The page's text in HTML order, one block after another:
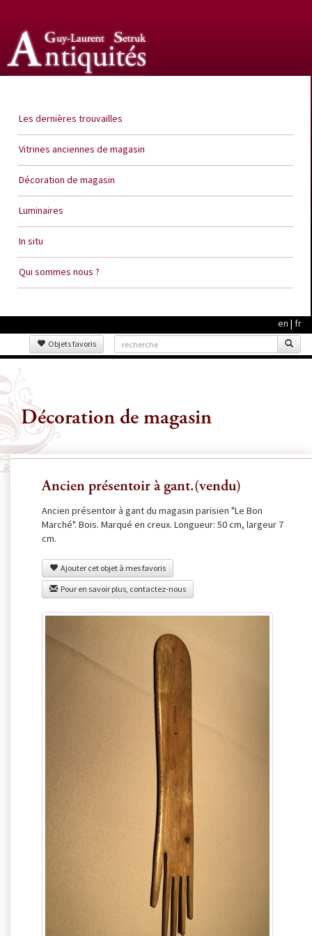
Les dernières trouvailles
Vitrines anciennes de magasin
Décoration de magasin
Luminaires
In situ
Qui sommes nous ?
en | fr
Objets favoris
Décoration de magasin
Ancien présentoir à gant.(vendu)
Ancien présentoir à gant du magasin parisien "Le Bon
Marché". Bois. Marqué en creux. Longueur: 50 cm, largeur 7
cm.
Ajouter cet objet à mes favoris
Pour en savoir plus, contactez-nous